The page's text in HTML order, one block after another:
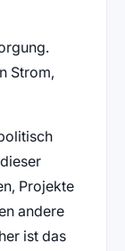
Strom,
Projekte
andere
ist das